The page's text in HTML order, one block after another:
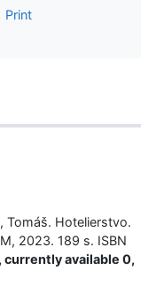
Print
Tomáš. Hotelierstvo.
2023. 189 s. ISBN
currently available 0,